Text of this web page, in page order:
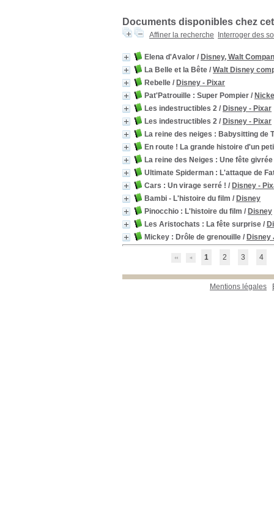
Documents disponibles chez
Affiner la recherche Interroger des
Elena d'Avalor / Disney, Walt
La Belle et la Bête / Walt Disney
Rebelle / Disney - Pixar
Pat'Patrouille : Super Pompier /
Les indestructibles 2 / Disney - Pixar
Les indestructibles 2 / Disney - Pixar
La reine des neiges : Babysitting de
En route ! La grande histoire d'un
La reine des Neiges : Une fête givrée
Ultimate Spiderman : L'attaque de
Cars : Un virage serré ! / Disney -
Bambi - L'histoire du film / Disney
Pinocchio : L'histoire du film / Disney
Les Aristochats : La fête surprise /
Mickey : Drôle de grenouille / Disney
1 2 3 4
Mentions légales